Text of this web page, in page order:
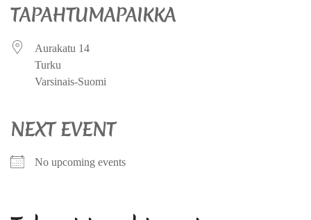
TAPAHTUMAPAIKKA
Aurakatu 14
Turku
Varsinais-Suomi
NEXT EVENT
No upcoming events